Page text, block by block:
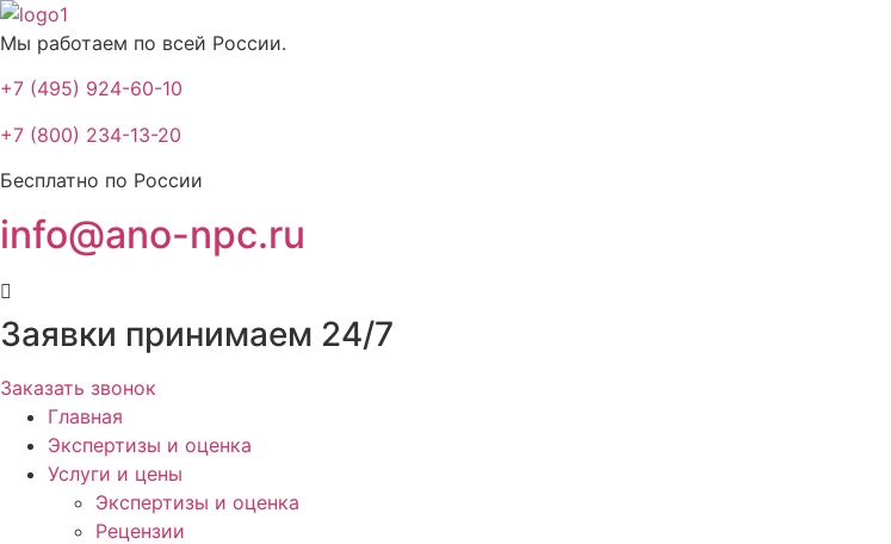
Мы работаем по всей России.
+7 (495) 924-60-10​
+7 (800) 234-13-20​
Бесплатно по России
info@ano-npc.ru
Заявки принимаем 24/7
Заказать звонок
Главная
Экспертизы и оценка
Услуги и цены
Экспертизы и оценка
Рецензии